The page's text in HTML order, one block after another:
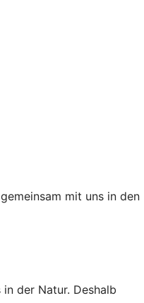
mit uns in den
der Natur. Deshalb